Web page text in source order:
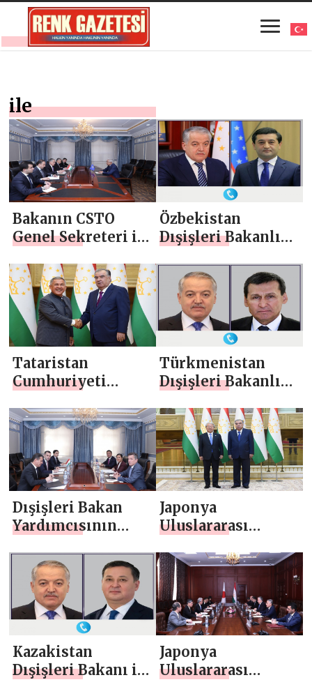
ile
Bakanın CSTO
Genel Sekreteri ile
Özbekistan
Dışişleri Bakanlığı
görüşmesi
Tataristan
Cumhuriyeti
Minnikhanov ile
görüşme
Türkmenistan
Dışişleri Bakanlığı
görüşmesi
Dışişleri Bakan
Yardımcısının
Yönetici
Yardımcısı ile
görüşmesi
Japonya
Uluslararası
(JICA) Başkanı
Akihiko Tanaka ile
görüşme
Kazakistan
Dışişleri Bakanı ile
Japonya
Uluslararası